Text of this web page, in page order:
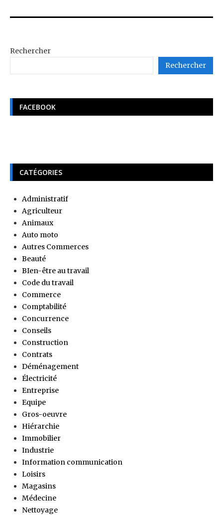
Rechercher
Rechercher
FACEBOOK
CATÉGORIES
Administratif
Agriculteur
Animaux
Auto moto
Autres Commerces
Beauté
BIen-être au travail
Code du travail
Commerce
Comptabilité
Concurrence
Conseils
Construction
Contrats
Déménagement
Électricité
Entreprise
Equipe
Gros-oeuvre
Hiérarchie
Immobilier
Industrie
Information communication
Loisirs
Magasins
Médecine
Nettoyage